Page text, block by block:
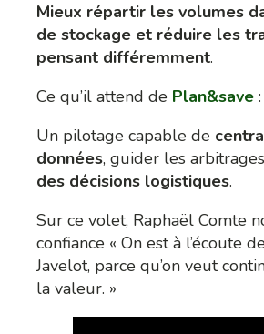
Mieux répartir les volumes
de stockage et réduire les
pensant différemment.
Ce qu’il attend de Plan&save :
Un pilotage capable de
données, guider les
des décisions logistiques.
Sur ce volet, Raphaël Comte
confiance « On est à l’écoute
Javelot, parce qu’on veut
la valeur. »